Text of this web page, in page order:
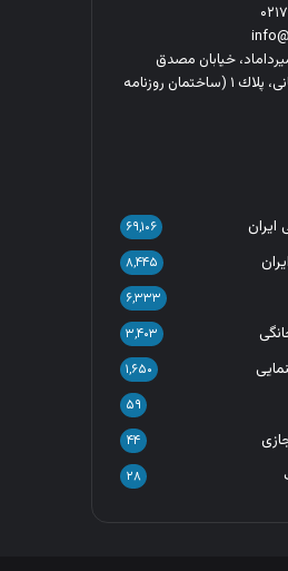
خیابان مصدق
جنوبی،نبش اتوبان حقانی، پلاك ١ (ساختمان روزنامه
ایران ۶۹,۱۰۶
۸,۴۴۵
۶,۳۳۳
۳,۴۰۳
۱,۶۵۰
۵۹
۴۴
۲۸